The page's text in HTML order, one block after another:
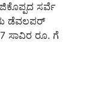
ಸರ್ವೆ
ಡೆವಲಪರ್
ಸಾವಿರ ರೂ. ಗೆ